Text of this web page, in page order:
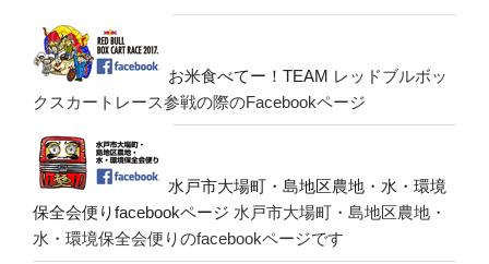
お米食べてー！TEAM レッドブルボッ
クスカートレース参戦の際のFacebookページ
水戸市大場町・島地区農地・水・環境
保全会便りfacebookページ 水戸市大場町・島地区農地・
水・環境保全会便りのfacebookページです